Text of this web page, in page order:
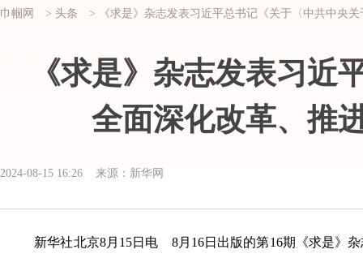
巾帼网 > 头条 > 《求是》杂志发表习近平总书记《关于〈中共中央
《求是》杂志发表习近
全面深化改革、推
2024-08-15 16:26 来源：新华网
新华社北京8月15日电 8月16日出版的第16期《求是》杂